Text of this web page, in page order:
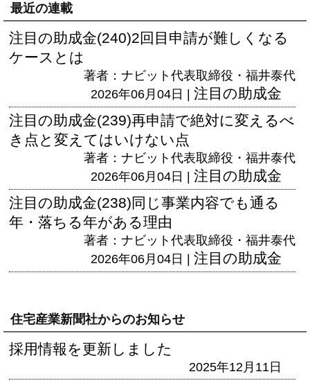
最近の連載
注目の助成金(240)2回目申請が難しくなる
ケースとは
著者：ナビット代表取締役・福井泰代
2026年06月04日 | 注目の助成金
注目の助成金(239)再申請で絶対に変えるべ
き点と変えてはいけない点
著者：ナビット代表取締役・福井泰代
2026年06月04日 | 注目の助成金
注目の助成金(238)同じ事業内容でも通る
年・落ちる年がある理由
著者：ナビット代表取締役・福井泰代
2026年06月04日 | 注目の助成金
住宅産業新聞社からのお知らせ
採用情報を更新しました
2025年12月11日